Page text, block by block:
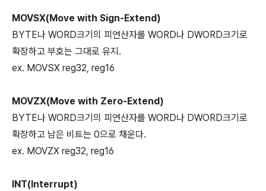
MOVSX(Move with Sign-Extend)
BYTE나 WORD크기의 피연산자를 WORD나 DWORD크기로
확장하고 부호는 그대로 유지.
ex. MOVSX reg32, reg16
MOVZX(Move with Zero-Extend)
BYTE나 WORD크기의 피연산자를 WORD나 DWORD크기로
확장하고 남은 비트는 0으로 채운다.
ex. MOVZX reg32, reg16
INT(Interrupt)